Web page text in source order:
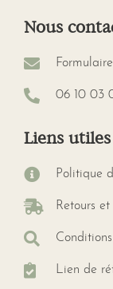
Nous
06 10 03
Liens utiles
Politique
Retours
Lien de